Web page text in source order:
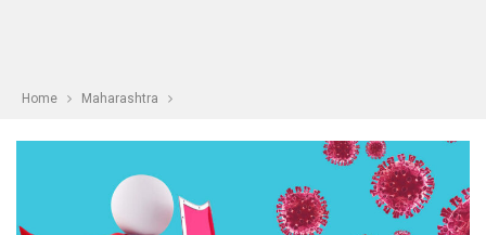
Home Maharashtra